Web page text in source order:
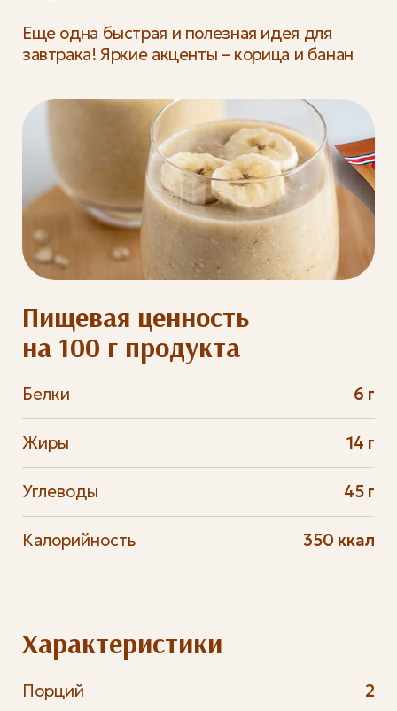
Еще одна быстрая и полезная идея для
завтрака! Яркие акценты – корица и банан
Пищевая ценность
на 100 г продукта
Белки 6 г
Жиры 14 г
Углеводы 45 г
Калорийность 350 ккал
Характеристики
Порций 2